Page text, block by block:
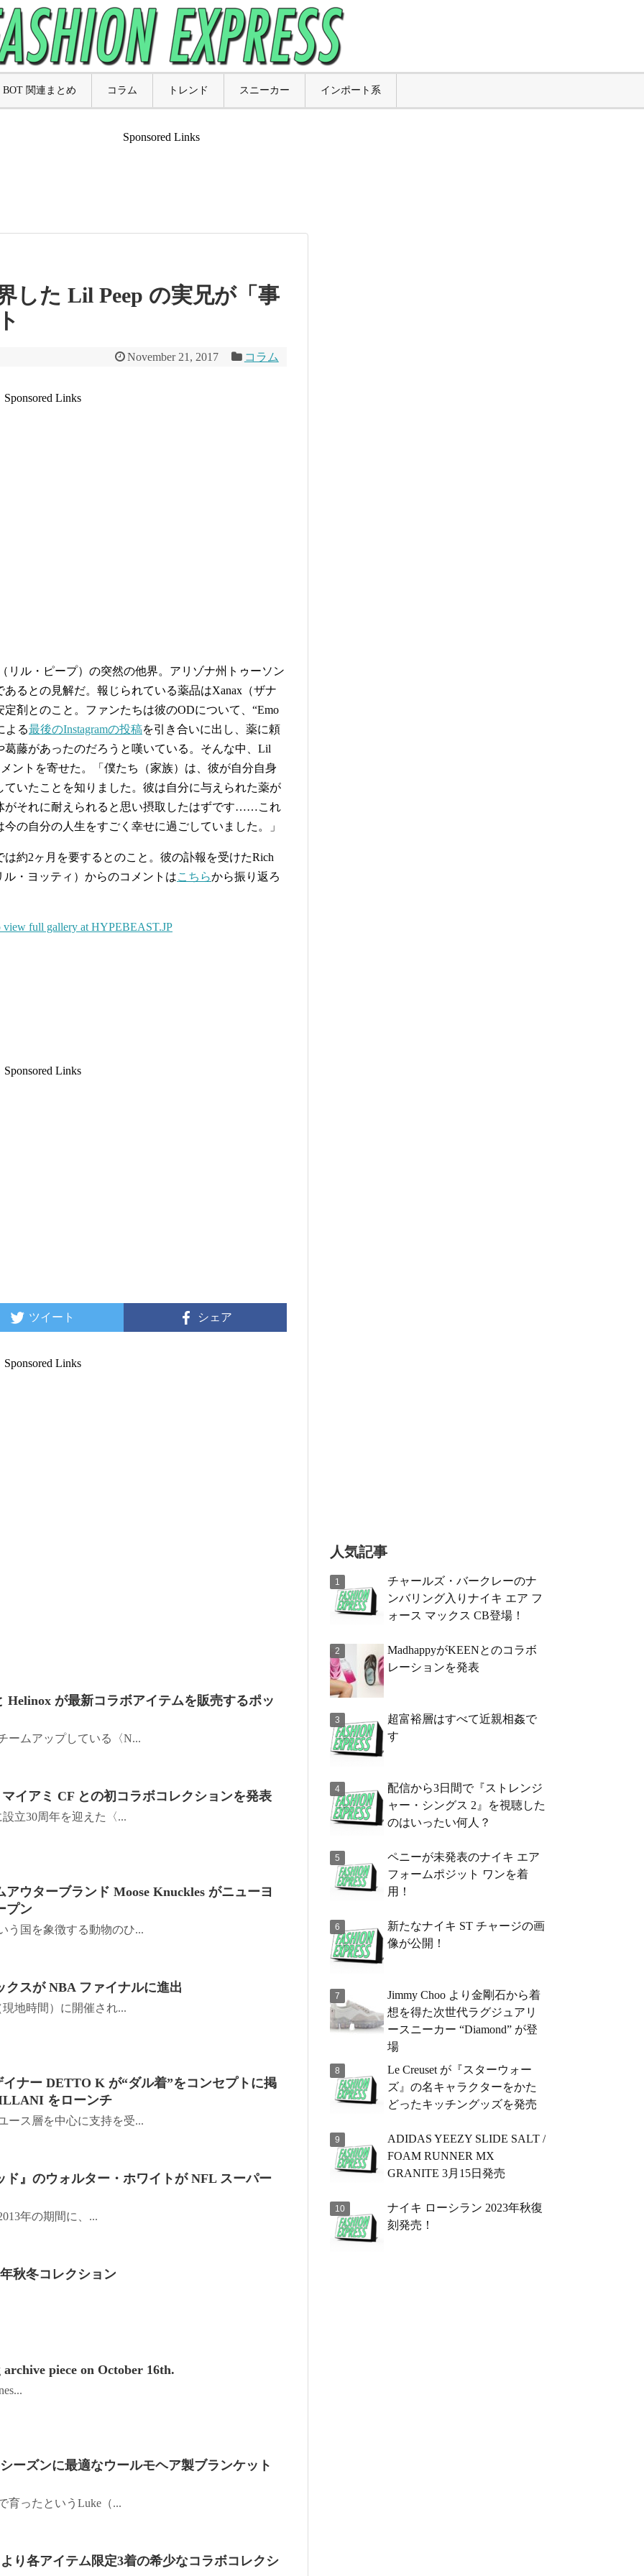
BOT 関連まとめ コラム トレンド スニーカー インポート系
Sponsored Links
した Lil Peep の実兄が「事
November 21, 2017 コラム
Sponsored Links
リル・ピープ）の突然の他界。アリゾナ州トゥーソン
るとの見解だ。報じられている薬品はXanax（ザナ
剤とのこと。ファンたちは彼のODについて、“Emo
よる最後のInstagramの投稿を引き合いに出し、薬に頼
藤があったのだろうと嘆いている。そんな中、Lil
ントを寄せた。「僕たち（家族）は、彼が自分自身
いたことを知りました。彼は自分に与えられた薬が
がそれに耐えられると思い摂取したはずです……これ
の自分の人生をすごく幸せに過ごしていました。」
約2ヶ月を要するとのこと。彼の訃報を受けたRich
ル・ヨッティ）からのコメントはこちらから振り返ろ
view full gallery at HYPEBEAST.JP
Sponsored Links
ツイート シェア
Sponsored Links
Helinox が最新コラボアイテムを販売するポッ
ームアップしている〈N...
イアミ CF との初コラボコレクションを発表
立30周年を迎えた〈...
ウターブランド Moose Knuckles がニューヨ
プン
う国を象徴する動物のひ...
クスが NBA ファイナルに進出
地時間）に開催され...
ナー DETTO K が“ダル着”をコンセプトに掲
をローンチ
ース層を中心に支持を受...
ド』のウォルター・ホワイトが NFL スーパー
年の期間に、...
秋冬コレクション
piece on October 16th.
ーズンに最適なウールモヘア製ブランケット
育ったというLuke（...
り各アイテム限定3着の希少なコラボコレクシ
人気記事
チャールズ・バークレーのナ
ンバリング入りナイキ エア フ
ォース マックス CB登場！
MadhappyがKEENとのコラボ
レーションを発表
超富裕層はすべて近親相姦で
す
配信から3日間で『ストレンジ
ャー・シングス 2』を視聴した
のはいったい何人？
ペニーが未発表のナイキ エア
フォームポジット ワンを着
用！
新たなナイキ ST チャージの画
像が公開！
Jimmy Choo より金剛石から着
想を得た次世代ラグジュアリ
ースニーカー “Diamond” が登
場
Le Creuset が『スターウォー
ズ』の名キャラクターをかた
どったキッチングッズを発売
ADIDAS YEEZY SLIDE SALT /
FOAM RUNNER MX
GRANITE 3月15日発売
ナイキ ローシラン 2023年秋復
刻発売！